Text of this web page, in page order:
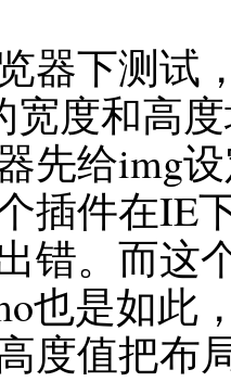
器下测试
宽度和高
先给img
插件在IE
错。而这
也是如此
度值把布